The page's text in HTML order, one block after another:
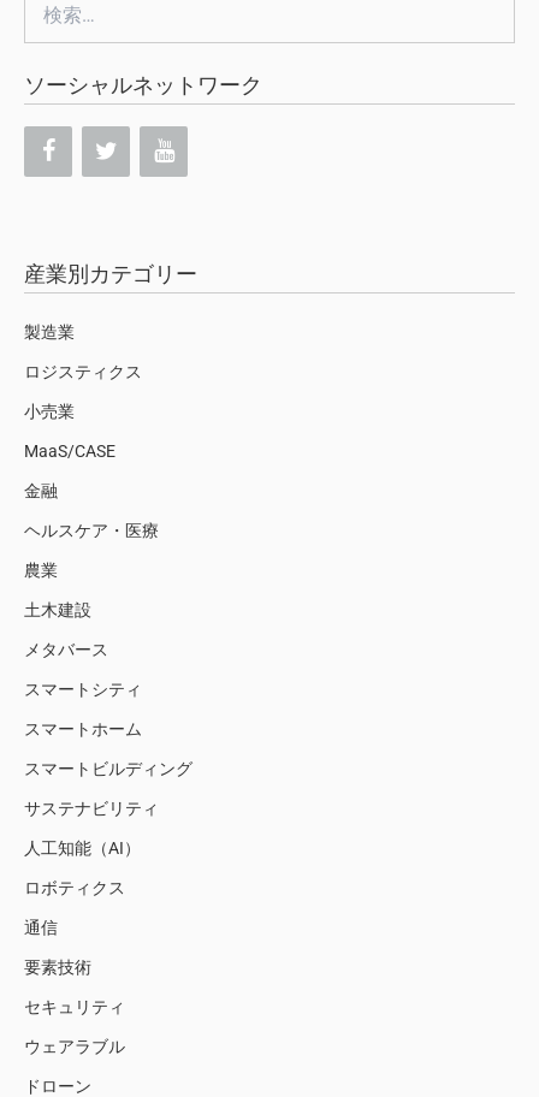
索:
ソーシャルネットワーク
産業別カテゴリー
製造業
ロジスティクス
小売業
MaaS/CASE
金融
ヘルスケア・医療
農業
土木建設
メタバース
スマートシティ
スマートホーム
スマートビルディング
サステナビリティ
人工知能（AI）
ロボティクス
通信
要素技術
セキュリティ
ウェアラブル
ドローン